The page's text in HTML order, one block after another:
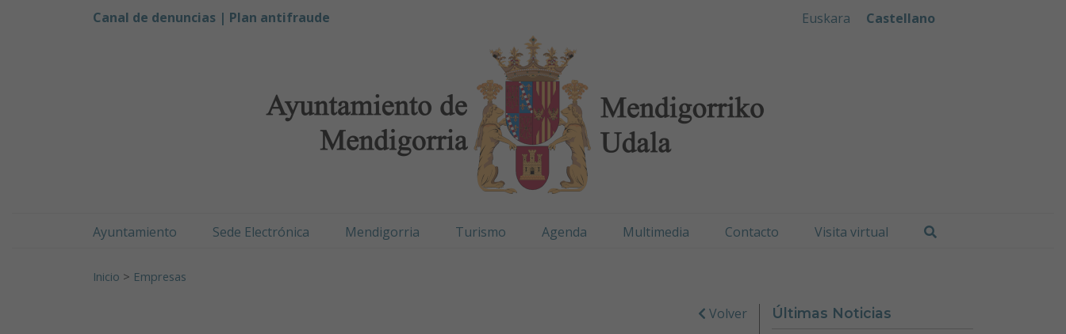
Ayuntamiento de Mendigorria / Mendigorriko Udala
Canal de denuncias | Plan antifraude Euskara Castellano
Ayuntamiento Sede Electrónica Mendigorria Turismo Agenda Multimedia Contacto Visita virtual
Inicio > Empresas
Volver Últimas Noticias